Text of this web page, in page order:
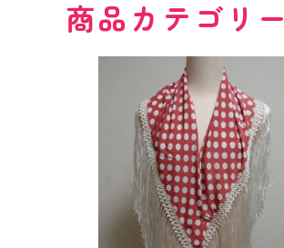
商品カテゴリー